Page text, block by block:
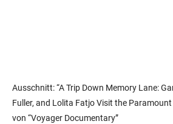
Ausschnitt: “A Trip Down Memory Lane:
Fuller, and Lolita Fatjo Visit the Paramount
von “Voyager Documentary”